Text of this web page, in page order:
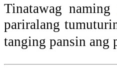
Tinatawag naming
pariralang
tanging pansin ang